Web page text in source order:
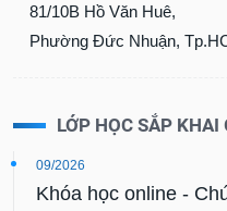
81/10B Hồ Văn Huê,
Phường Đức Nhuận,
LỚP HỌC SẮP KHAI
09/2026
Khóa học online -